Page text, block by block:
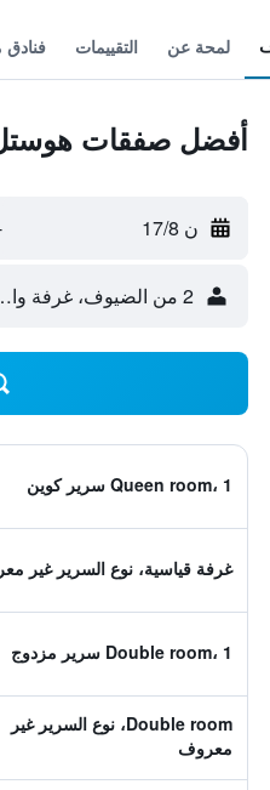
لمحة عن التقييمات فنادق
أفضل صفقات هوستل
ن 17/8
2 من الضيوف، غرفة واحدة
Queen room، 1 سرير كوين
غرفة قياسية، نوع السرير غير
Double room، 1 سرير مزدوج
Double room، نوع السرير غير
معروف